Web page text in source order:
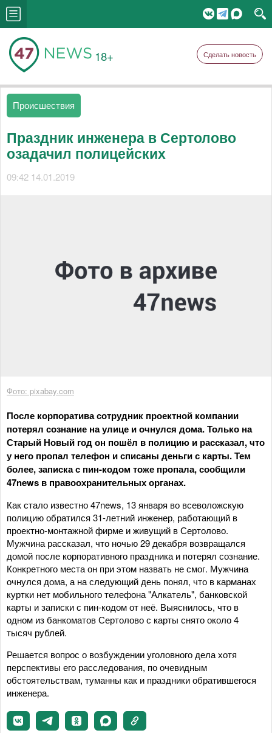
18+ Сделать новость
Происшествия
Праздник инженера в Сертолово
озадачил полицейских
09:42 14.01.2019
Фото: pixabay.com
После корпоратива сотрудник проектной компании
потерял сознание на улице и очнулся дома. Только на
Старый Новый год он пошёл в полицию и рассказал, что
у него пропал телефон и списаны деньги с карты. Тем
более, записка с пин-кодом тоже пропала, сообщили
47news в правоохранительных органах.
Как стало известно 47news, 13 января во всеволожскую
полицию обратился 31-летний инженер, работающий в
проектно-монтажной фирме и живущий в Сертолово.
Мужчина рассказал, что ночью 29 декабря возвращался
домой после корпоративного праздника и потерял сознание.
Конкретного места он при этом назвать не смог. Мужчина
очнулся дома, а на следующий день понял, что в карманах
куртки нет мобильного телефона "Алкатель", банковской
карты и записки с пин-кодом от неё. Выяснилось, что в
одном из банкоматов Сертолово с карты снято около 4
тысяч рублей.
Решается вопрос о возбуждении уголовного дела хотя
перспективы его расследования, по очевидным
обстоятельствам, туманны как и праздники обратившегося
инженера.